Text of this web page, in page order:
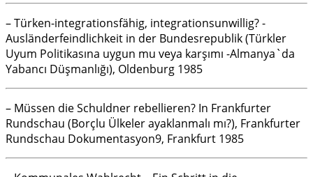
– Türken-integrationsfähig, integrationsunwillig? -
Ausländerfeindlichkeit in der Bundesrepublik (Türkler
Uyum Politikasına uygun mu veya karşımı -Almanya`da
Yabancı Düşmanlığı), Oldenburg 1985
– Müssen die Schuldner rebellieren? In Frankfurter
Rundschau (Borçlu Ülkeler ayaklanmalı mı?), Frankfurter
Rundschau Dokumentasyon9, Frankfurt 1985